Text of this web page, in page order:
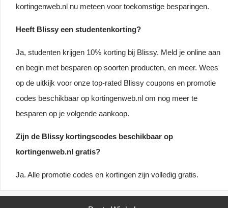
kortingenweb.nl nu meteen voor toekomstige besparingen.
Heeft Blissy een studentenkorting?
Ja, studenten krijgen 10% korting bij Blissy. Meld je online aan
en begin met besparen op soorten producten, en meer. Wees
op de uitkijk voor onze top-rated Blissy coupons en promotie
codes beschikbaar op kortingenweb.nl om nog meer te
besparen op je volgende aankoop.
Zijn de Blissy kortingscodes beschikbaar op
kortingenweb.nl gratis?
Ja. Alle promotie codes en kortingen zijn volledig gratis.